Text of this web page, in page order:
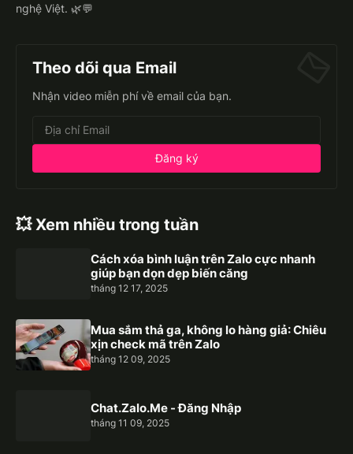
nghệ Việt. 🌿💬
Theo dõi qua Email
Nhận video miễn phí về email của bạn.
💥 Xem nhiều trong tuần
Cách xóa bình luận trên Zalo cực nhanh
giúp bạn dọn dẹp biến căng
tháng 12 17, 2025
Mua sắm thả ga, không lo hàng giả: Chiêu
xịn check mã trên Zalo
tháng 12 09, 2025
Chat.Zalo.Me - Đăng Nhập
tháng 11 09, 2025